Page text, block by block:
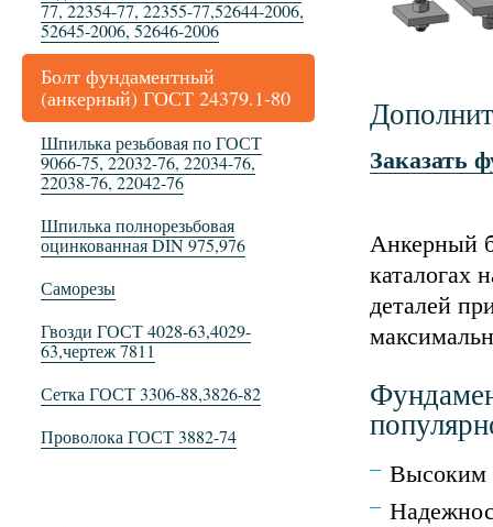
77, 22354-77, 22355-77,52644-2006,
52645-2006, 52646-2006
Болт фундаментный
(анкерный) ГОСТ 24379.1-80
Шпилька резьбовая по ГОСТ
9066-75, 22032-76, 22034-76,
22038-76, 22042-76
Шпилька полнорезьбовая
оцинкованная DIN 975,976
Саморезы
Гвозди ГОСТ 4028-63,4029-
63,чертеж 7811
Сетка ГОСТ 3306-88,3826-82
Проволока ГОСТ 3882-74
Заказать
Анкерный
каталогах
деталей
Высоким